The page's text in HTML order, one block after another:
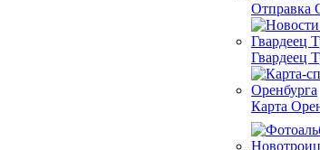
Гвардеец
Карта